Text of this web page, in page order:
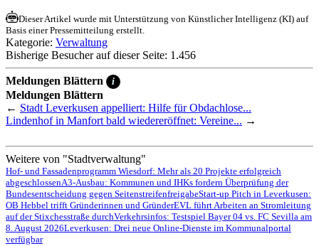
Dieser Artikel wurde mit Unterstützung von Künstlicher Intelligenz (KI) auf
Basis einer Pressemitteilung erstellt.
Kategorie: Verwaltung
Bisherige Besucher auf dieser Seite: 1.456
Meldungen Blättern i
Meldungen Blättern
← Stadt Leverkusen appelliert: Hilfe für Obdachlose...
Lindenhof in Manfort bald wiedereröffnet: Vereine... →
Weitere von "Stadtverwaltung"
Hof- und Fassadenprogramm Wiesdorf: Mehr als 20 Projekte erfolgreich
abgeschlossenA3-Ausbau: Kommunen und IHKs fordern Überprüfung der
Bundesentscheidung gegen SeitenstreifenfreigabeStart-up Pitch in Leverkusen:
OB Hebbel trifft Gründerinnen und GründerEVL führt Arbeiten an Stromleitung
auf der Stixchesstraße durchVerkehrsinfos: Testspiel Bayer 04 vs. FC Sevilla am
8. August 2026Leverkusen: Drei neue Online-Dienste im Kommunalportal
verfügbar